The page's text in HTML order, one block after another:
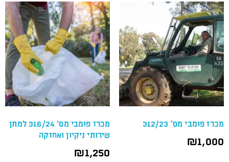
מכרז פומבי מס' 312/23
₪1,000
מכרז פומבי מס' 316/24 למתן
שירותי ניקיון ואחזקה
₪1,250